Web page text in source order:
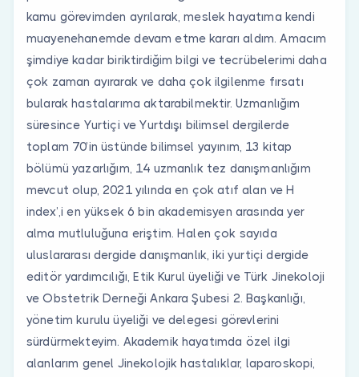
kamu görevimden ayrılarak, meslek hayatıma kendi
muayenehanemde devam etme kararı aldım. Amacım
şimdiye kadar biriktirdiğim bilgi ve tecrübelerimi daha
çok zaman ayırarak ve daha çok ilgilenme fırsatı
bularak hastalarıma aktarabilmektir. Uzmanlığım
süresince Yurtiçi ve Yurtdışı bilimsel dergilerde
toplam 70’in üstünde bilimsel yayınım, 13 kitap
bölümü yazarlığım, 14 uzmanlık tez danışmanlığım
mevcut olup, 2021 yılında en çok atıf alan ve H
index’,i en yüksek 6 bin akademisyen arasında yer
alma mutluluğuna eriştim. Halen çok sayıda
uluslararası dergide danışmanlık, iki yurtiçi dergide
editör yardımcılığı, Etik Kurul üyeliği ve Türk Jinekoloji
ve Obstetrik Derneği Ankara Şubesi 2. Başkanlığı,
yönetim kurulu üyeliği ve delegesi görevlerini
sürdürmekteyim. Akademik hayatımda özel ilgi
alanlarım genel Jinekolojik hastalıklar, laparoskopi,